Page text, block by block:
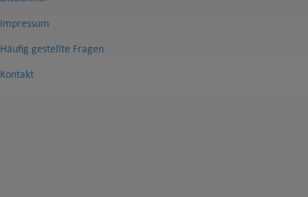
Impressum
Häufig gestellte Fragen
Kontakt